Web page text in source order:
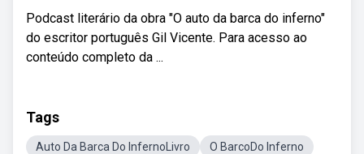
Podcast literário da obra "O auto da barca do inferno"
do escritor português Gil Vicente. Para acesso ao
conteúdo completo da ...
Tags
Auto Da Barca Do InfernoLivro
O BarcoDo Inferno